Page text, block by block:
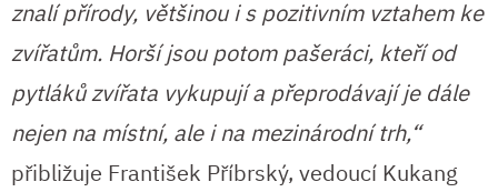
znalí přírody, většinou i s pozitivním vztahem ke
zvířatům. Horší jsou potom pašeráci, kteří od
pytláků zvířata vykupují a přeprodávají je dále
nejen na místní, ale i na mezinárodní trh,“
přibližuje František Příbrský, vedoucí Kukang